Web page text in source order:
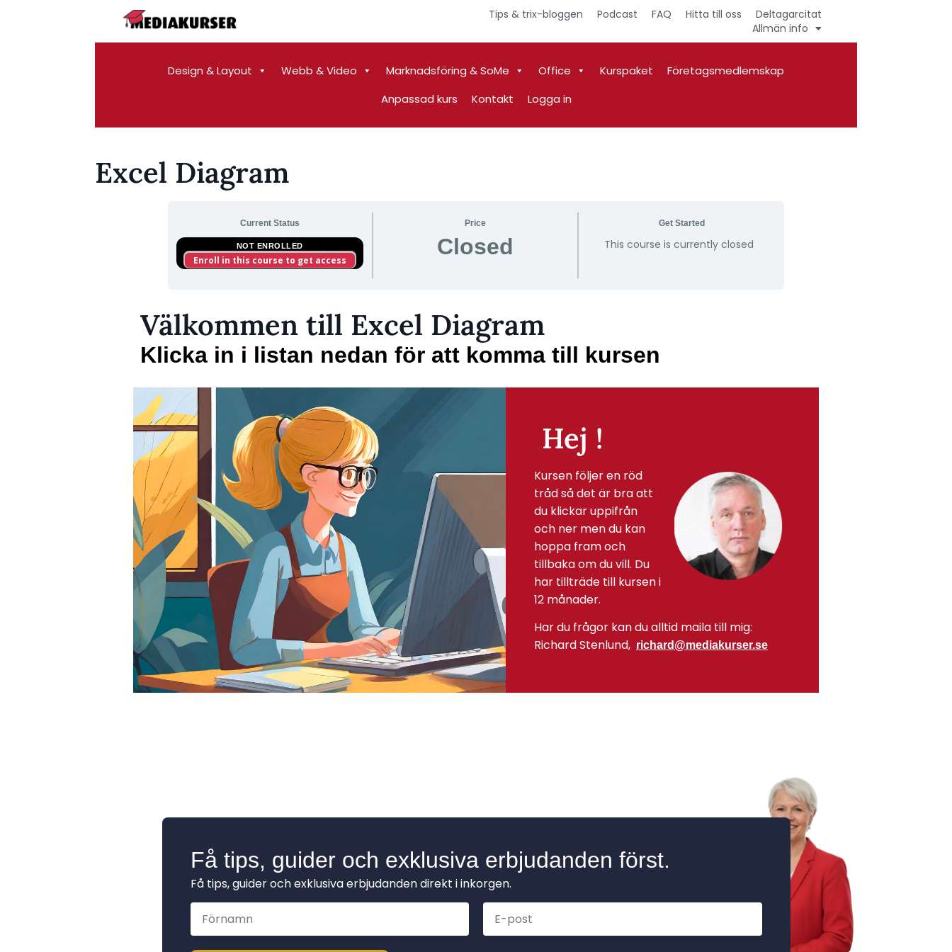
Tips & trix-bloggen Podcast FAQ Hitta till oss
Deltagarcitat
Allmän info
Design & Layout Webb & Video Marknadsföring & SoMe Office Kurspaket
Företagsmedlemskap
Anpassad kurs
Kontakt Logga in
Excel Diagram
Current Status
NOT ENROLLED
Enroll in this course to get access
Price
Closed
Get Started
This course is currently closed
Välkommen till Excel Diagram
Klicka in i listan nedan för att komma till kursen
Hej !
Kursen följer en röd
tråd så det är bra att
du klickar uppifrån
och ner men du kan
hoppa fram och
tillbaka om du vill. Du
har tillträde till kursen i
12 månader.
Har du frågor kan du alltid maila till mig:
Richard Stenlund, richard@mediakurser.se
Få tips, guider och exklusiva erbjudanden först.
Få tips, guider och exklusiva erbjudanden direkt i inkorgen.